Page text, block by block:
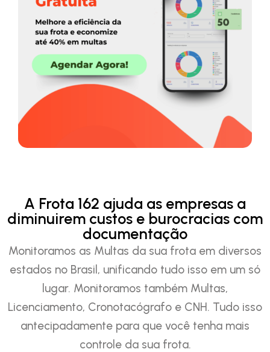
A Frota 162 ajuda as empresas a
diminuirem custos e burocracias com
documentação
Monitoramos as Multas da sua frota em diversos
estados no Brasil, unificando tudo isso em um só
lugar. Monitoramos também Multas,
Licenciamento, Cronotacógrafo e CNH. Tudo isso
antecipadamente para que você tenha mais
controle da sua frota.